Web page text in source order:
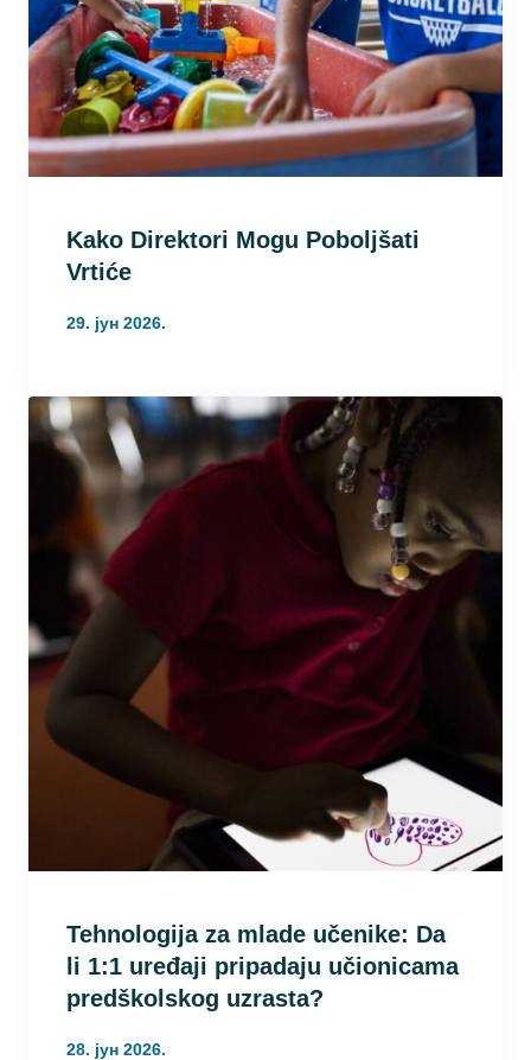
Kako Direktori Mogu Poboljšati
Vrtiće
29. јун 2026.
Tehnologija za mlade učenike: Da
li 1:1 uređaji pripadaju učionicama
predškolskog uzrasta?
28. јун 2026.